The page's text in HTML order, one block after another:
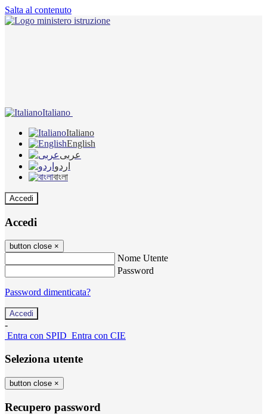
Salta al contenuto
Italiano
Italiano
English
عربى
اردو
বাংলা
Accedi
Accedi
button close ×
Nome Utente
Password
Password dimenticata?
-
Entra con SPID Entra con CIE
Seleziona utente
button close ×
Recupero password